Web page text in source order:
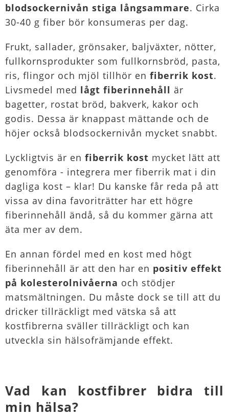
blodsockernivån stiga långsammare. Cirka
30-40 g fiber bör konsumeras per dag.
Frukt, sallader, grönsaker, baljväxter, nötter,
fullkornsprodukter som fullkornsbröd, pasta,
ris, flingor och mjöl tillhör en fiberrik kost.
Livsmedel med lågt fiberinnehåll är
bagetter, rostat bröd, bakverk, kakor och
godis. Dessa är knappast mättande och de
höjer också blodsockernivån mycket snabbt.
Lyckligtvis är en fiberrik kost mycket lätt att
genomföra - integrera mer fiberrik mat i din
dagliga kost – klar! Du kanske får reda på att
vissa av dina favoriträtter har ett högre
fiberinnehåll ändå, så du kommer gärna att
äta mer av dem.
En annan fördel med en kost med högt
fiberinnehåll är att den har en positiv effekt
på kolesterolnivåerna och stödjer
matsmältningen. Du måste dock se till att du
dricker tillräckligt med vätska så att
kostfibrerna sväller tillräckligt och kan
utveckla sin hälsofrämjande effekt.
Vad kan kostfibrer bidra till
min hälsa?